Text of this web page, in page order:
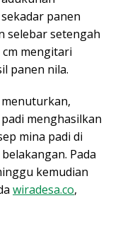
panen
selebar setengah
mengitari
panen nila.
menuturkan,
menghasilkan
mina padi di
Pada
kemudian
wiradesa.co,